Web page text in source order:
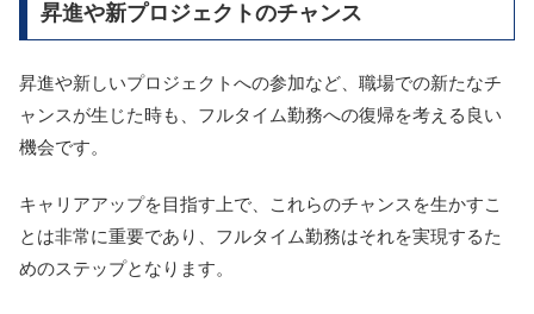
昇進や新プロジェクトのチャンス
昇進や新しいプロジェクトへの参加など、職場での新たなチ
ャンスが生じた時も、フルタイム勤務への復帰を考える良い
機会です。
キャリアアップを目指す上で、これらのチャンスを生かすこ
とは非常に重要であり、フルタイム勤務はそれを実現するた
めのステップとなります。